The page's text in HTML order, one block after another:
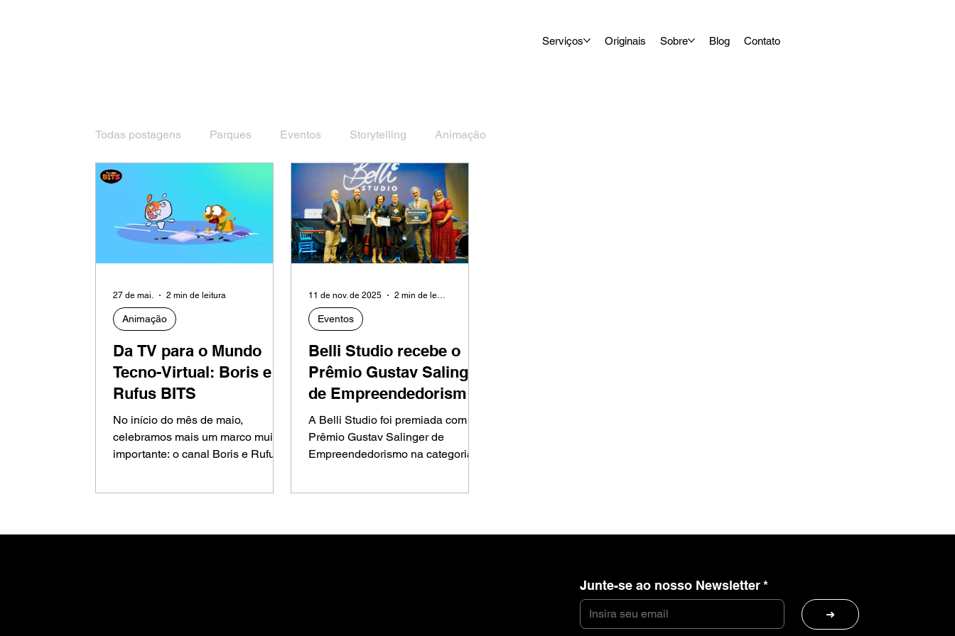
Serviços Originais Sobre Blog Contato
Todas postagens Parques Eventos Storytelling Animação
Da TV para o Mundo
Tecno-Virtual: Boris e
Rufus BITS
No início do mês de maio,
celebramos mais um marco muito
importante: o canal Boris e Rufus
Animação
27 de mai. 2 min de leitura
Belli Studio recebe o
Prêmio Gustav Salinger
de Empreendedorismo -
Categoria Destaque na
Indústria
A Belli Studio foi premiada com o
Prêmio Gustav Salinger de
Empreendedorismo na categoria
Blumenau ao mundo.
Eventos
11 de nov. de 2025 2 min de leitura
Junte-se ao nosso Newsletter*
➜